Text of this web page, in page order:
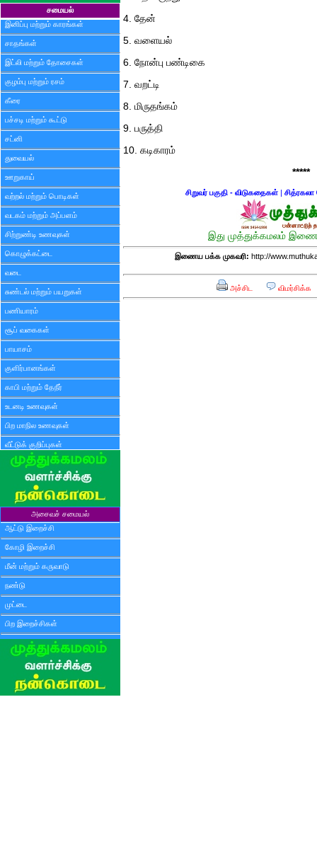
சமையல்
இனிப்பு மற்றும் காரங்கள்
சாதங்கள்
இட்லி மற்றும் தோசைகள்
குழம்பு மற்றும் ரசம்
கீரை
பச்சடி மற்றும் கூட்டு
சட்னி
துவையல்
ஊறுகாய்
வற்றல் மற்றும் பொடிகள்
வடகம் மற்றும் அப்பளம்
சிற்றுண்டி உணவுகள்
கொழுக்கட்டை
வடை
சுண்டல் மற்றும் பயறுகள்
பணியாரம்
சூப் வகைகள்
பாயாசம்
குளிர்பானங்கள்
காபி மற்றும் தேநீர்
உடனடி உணவுகள்
பிற மாநில உணவுகள்
வீட்டுக் குறிப்புகள்
அசைவச் சமையல்
ஆட்டு இறைச்சி
கோழி இறைச்சி
மீன் மற்றும் கருவாடு
நண்டு
முட்டை
பிற இறைச்சிகள்
4. தேன்
5. வளையல்
6. நோன்பு பண்டிகை
7. வறட்டி
8. மிருதங்கம்
9. பருத்தி
10. கடிகாரம்
*****
சிறுவர் பகுதி - விடுகதைகள்| சித்ரகலா
இது முத்துக்கமலம்
இணைய பக்க முகவரி: http://
அச்சிட விமர்சிக்க